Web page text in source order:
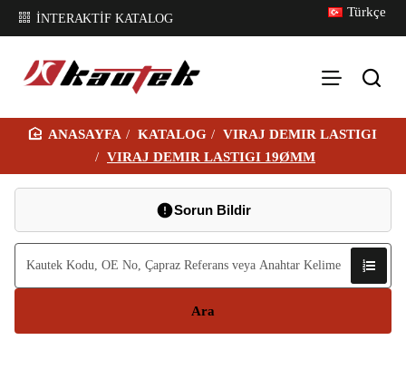
İNTERAKTİF KATALOG Türkçe
O
KATALOG
VIRAJ DEMIR LASTIGI
VIRAJ DEMIR LASTIGI 19ØMM
Sorun Bildir
Ara